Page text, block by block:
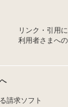
リンク・引用
利用者さまへ
請求ソフト